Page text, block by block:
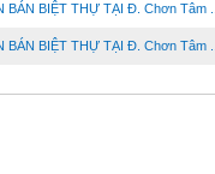
BIỆT THỰ TẠI Đ. Chơn Tâm ...
BIỆT THỰ TẠI Đ. Chơn Tâm ...